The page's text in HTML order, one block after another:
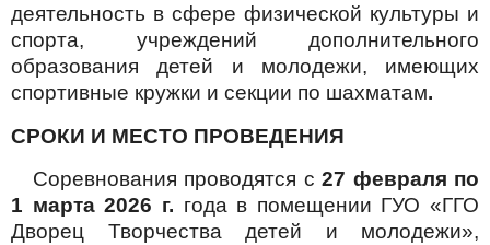
деятельность в сфере физической культуры и
спорта, учреждений дополнительного
образования детей и молодежи, имеющих
спортивные кружки и секции по шахматам.
СРОКИ И МЕСТО ПРОВЕДЕНИЯ
Соревнования проводятся с 27 февраля по
1 марта 2026 г. года в помещении ГУО «ГГО
Дворец Творчества детей и молодежи»,